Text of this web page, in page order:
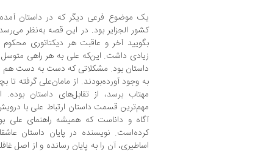
یک موضوع فرعی دیگر که در داستان آمده
کشور الجزایر بود. در این قصه به‌نظر
بگویید آخر و عاقبت هر دیکتاتوری
زیادی داشت. این‌که علی به هر راهی متوسل
داستان بود. مشکلاتی که دست به دست هم
به وجود آورده‌بودند. از مامان‌علی گرفته
مهتاب برسد، از تقابل‌های داستان
مهم‌ترین قسمت داستان ارتباط علی با
آگاه و داناست که همیشه راهنمای علی
کرده‌است. نویسنده در پایان داستان
اساطیری، آن را به پایان رسانده و از اصل